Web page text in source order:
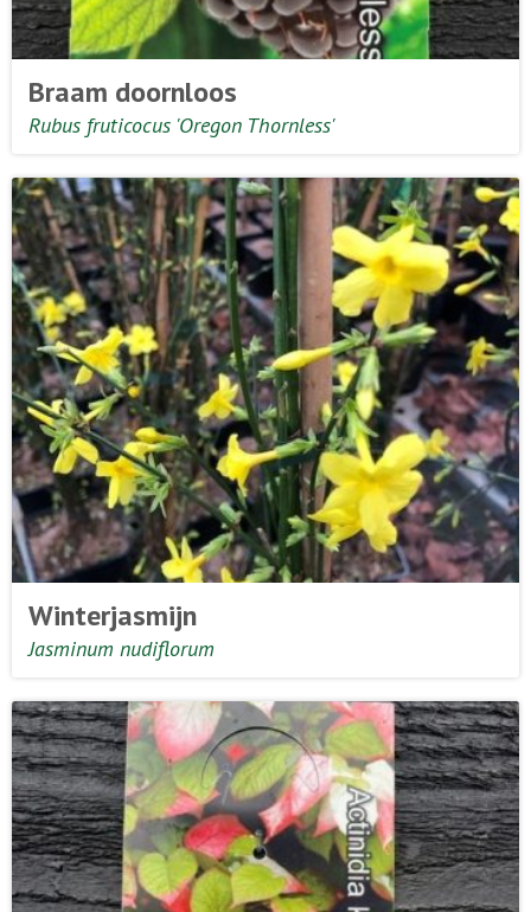
Braam doornloos
Rubus fruticocus 'Oregon Thornless'
Winterjasmijn
Jasminum nudiflorum